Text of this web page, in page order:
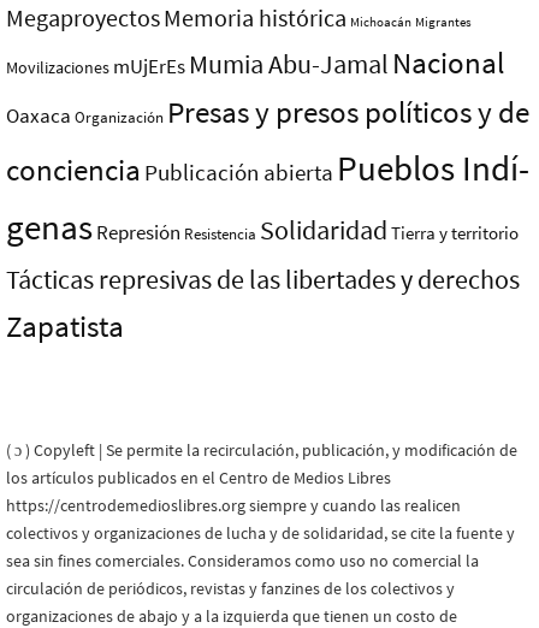
MegaproyectosMemoria histórica Michoacán Migrantes
Movilizaciones mUjErEs Mumia Abu-Jamal Nacional
Oaxaca Organización Presas y presos polí­ticos y de
conciencia Publicación abierta Pueblos Indí­
genasRepresión Resistencia Solidaridad Tierra y territorio
Tácticas represivas de las libertades y derechos
Zapatista
( ɔ ) Copyleft | Se permite la recirculación, publicación, y modificación de
los artículos publicados en el Centro de Medios Libres
https://centrodemedioslibres.org siempre y cuando las realicen
colectivos y organizaciones de lucha y de solidaridad, se cite la fuente y
sea sin fines comerciales. Consideramos como uso no comercial la
circulación de periódicos, revistas y fanzines de los colectivos y
organizaciones de abajo y a la izquierda que tienen un costo de